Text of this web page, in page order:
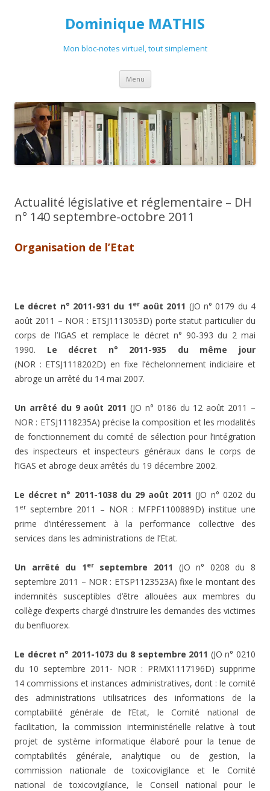
Dominique MATHIS
Mon bloc-notes virtuel, tout simplement
Menu Aller
contenu
Actualité législative et réglementaire – DH
n° 140 septembre-octobre 2011
Organisation de l’Etat
Le décret n° 2011-931 du 1eraoût 2011 (JO n° 0179 du 4
août 2011 – NOR : ETSJ1113053D) porte statut particulier du
corps de l’IGAS et remplace le décret n° 90-393 du 2 mai
1990. Le décret n° 2011-935 du même jour
(NOR : ETSJ1118202D) en fixe l’échelonnement indiciaire et
abroge un arrêté du 14 mai 2007.
Un arrêté du 9 août 2011 (JO n° 0186 du 12 août 2011 –
NOR : ETSJ1118235A) précise la composition et les modalités
de fonctionnement du comité de sélection pour l’intégration
des inspecteurs et inspecteurs généraux dans le corps de
l’IGAS et abroge deux arrêtés du 19 décembre 2002.
Le décret n° 2011-1038 du 29 août 2011 (JO n° 0202 du
1 erseptembre 2011 – NOR : MFPF1100889D) institue une
prime d’intéressement à la performance collective des
services dans les administrations de l’Etat.
Un arrêté du 1erseptembre 2011 (JO n° 0208 du 8
septembre 2011 – NOR : ETSP1123523A) fixe le montant des
indemnités susceptibles d’être allouées aux membres du
collège d’experts chargé d’instruire les demandes des victimes
du benfluorex.
Le décret n° 2011-1073 du 8 septembre 2011 (JO n° 0210
du 10 septembre 2011- NOR : PRMX1117196D) supprime
14 commissions et instances administratives, dont : le comité
des administrations utilisatrices des informations de la
comptabilité générale de l’Etat, le Comité national de
facilitation, la commission interministérielle relative à tout
projet de système informatique élaboré pour la tenue de
comptabilités générale, analytique ou de gestion, la
commission nationale de toxicovigilance et le Comité
national de toxicovigilance, le Conseil national pour le